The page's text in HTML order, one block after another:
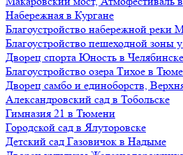
Набережная в Кургане
Благоустройство набережной реки
Благоустройство пешеходной
Дворец спорта Юность в Челябинске
Благоустройство озера Тихое в
Дворец самбо и единоборств,
Александровский сад в Тобольске
Гимназия 21 в Тюмени
Городской сад в Ялуторовске
Детский сад Газовичок в Надыме